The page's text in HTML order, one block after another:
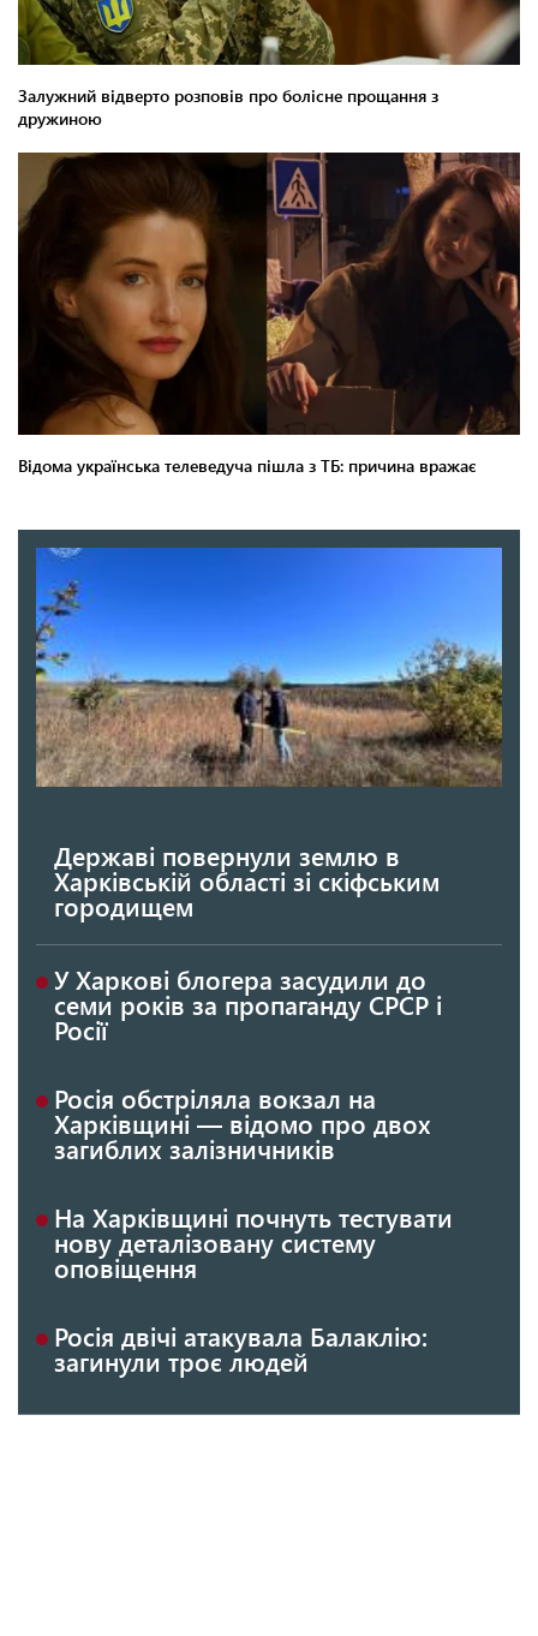
Державі повернули землю в
Харківській області зі скіфським
городищем
У Харкові блогера засудили до
семи років за пропаганду СРСР і
Росії
Росія обстріляла вокзал на
Харківщині — відомо про двох
загиблих залізничників
На Харківщині почнуть тестувати
нову деталізовану систему
оповіщення
Росія двічі атакувала Балаклію:
загинули троє людей